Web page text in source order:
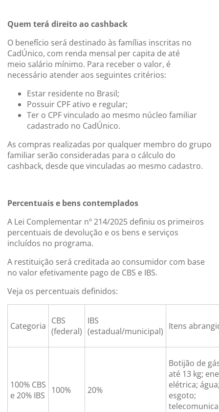
Quem terá direito ao cashback
O benefício será destinado às famílias inscritas no
CadÚnico, com renda mensal per capita de até
meio salário mínimo. Para receber o valor, é
necessário atender aos seguintes critérios:
Estar residente no Brasil;
Possuir CPF ativo e regular;
Ter o CPF vinculado ao mesmo núcleo familiar
cadastrado no CadÚnico.
As compras realizadas por qualquer membro do grupo
familiar serão consideradas para o cálculo do
cashback, desde que vinculadas ao mesmo cadastro.
Percentuais e bens contemplados
A Lei Complementar nº 214/2025 definiu os primeiros
percentuais de devolução e os bens e serviços
incluídos no programa.
A restituição será creditada ao consumidor com base
no valor efetivamente pago de CBS e IBS.
Veja os percentuais definidos:
Categoria CBS
(federal)
IBS
(estadual/municipal) Itens
100% CBS
e 20% IBS
100% 20%
Botijão de
até 13 kg;
elétrica;
esgoto;